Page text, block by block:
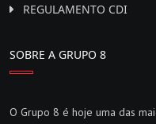
REGULAMENTO CDI
SOBRE A GRUPO 8
O Grupo 8 é hoje uma das